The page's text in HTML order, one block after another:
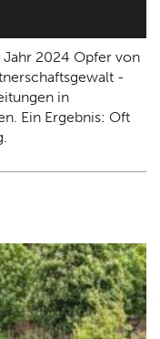
2024 Opfer von
-
in
Ein Ergebnis: Oft